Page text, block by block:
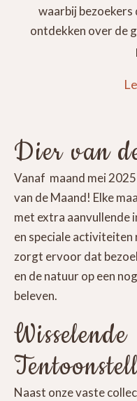
waarbij bezoekers
ontdekken over de
Dier van
Vanaf maand mei
van de Maand! Elke
met extra aanvullende
en speciale
zorgt ervoor dat
en de natuur op een
beleven.
Wisselende
Naast onze vaste